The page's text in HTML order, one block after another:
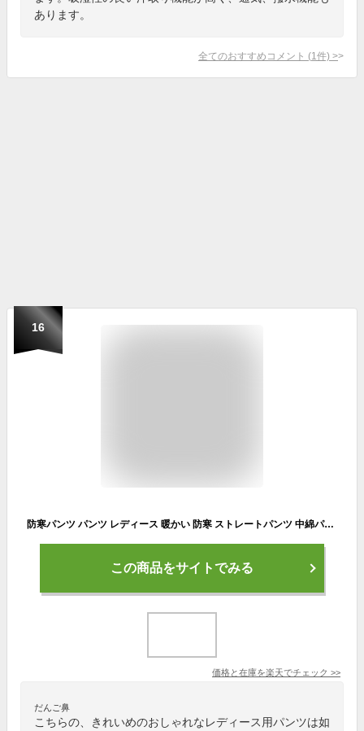
あります。
全てのおすすめコメント (1 件) >
16
防寒パンツ パンツ レディース 暖かい 防寒 ストレートパンツ 中綿パンツ イージーパンツ 防風 保温 極暖 中綿入り アウトドアパンツ 無地 ゆったり ボトムス 軽い ロングパンツ 防寒着 おしゃれ ルームウェア 通勤 通学 登山 キャンプ
この商品をサイトでみる
価格と在庫を楽天でチェック >>
だんご鼻
こちらの、きれいめのおしゃれなレディース用パンツは如